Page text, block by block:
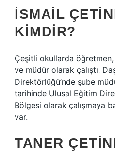
İSMAIL
KIMDIR?
Çeşitli okullarda öğretmen,
ve müdür olarak çalıştı.
Direktörlüğü’nde şube
tarihinde Ulusal Eğitim
Bölgesi olarak çalışmaya
var.
TANER